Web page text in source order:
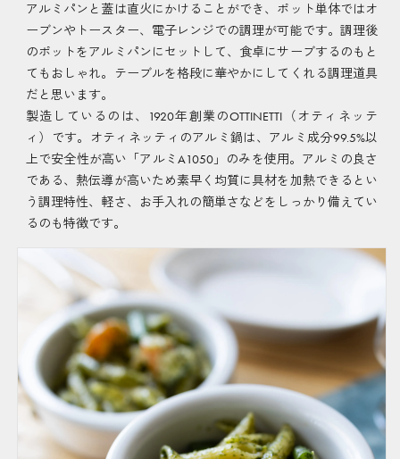
アルミパンと蓋は直火にかけることができ、ポット単体ではオ
ーブンやトースター、電子レンジでの調理が可能です。調理後
のポットをアルミパンにセットして、食卓にサーブするのもと
てもおしゃれ。テーブルを格段に華やかにしてくれる調理道具
だと思います。
製造しているのは、1920年創業のOTTINETTI（オティネッテ
ィ）です。オティネッティのアルミ鍋は、アルミ成分99.5%以
上で安全性が高い「アルミA1050」のみを使用。アルミの良さ
である、熱伝導が高いため素早く均質に具材を加熱できるとい
う調理特性、軽さ、お手入れの簡単さなどをしっかり備えてい
るのも特徴です。